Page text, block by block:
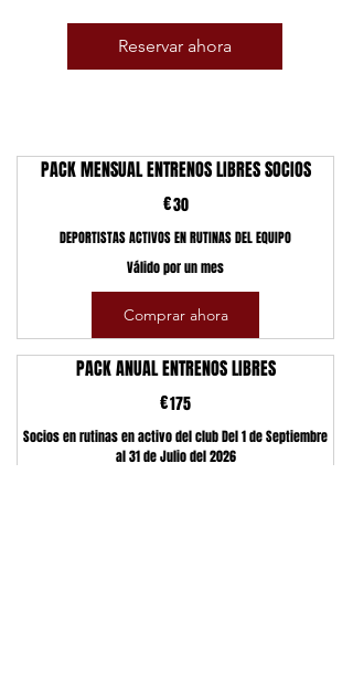
Reservar ahora
PACK MENSUAL ENTRENOS LIBRES SOCIOS
€3030€
DEPORTISTAS ACTIVOS EN RUTINAS DEL EQUIPO
Válido por un mes
Comprar ahora
PACK ANUAL ENTRENOS LIBRES
€175
Socios en rutinas en activo del club Del 1 de Septiembre
al 31 de Julio del 2026